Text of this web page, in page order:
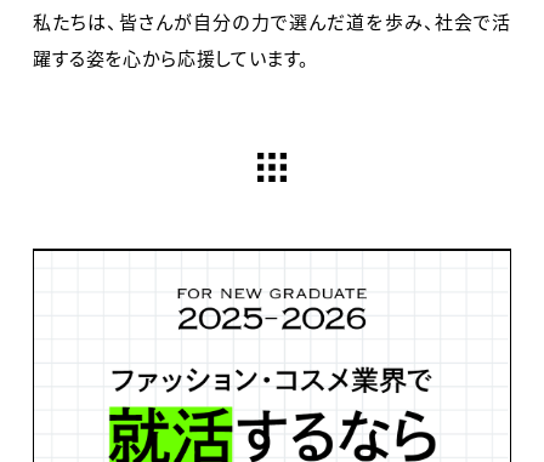
私たちは、皆さんが自分の力で選んだ道を歩み、社会で活
躍する姿を心から応援しています。